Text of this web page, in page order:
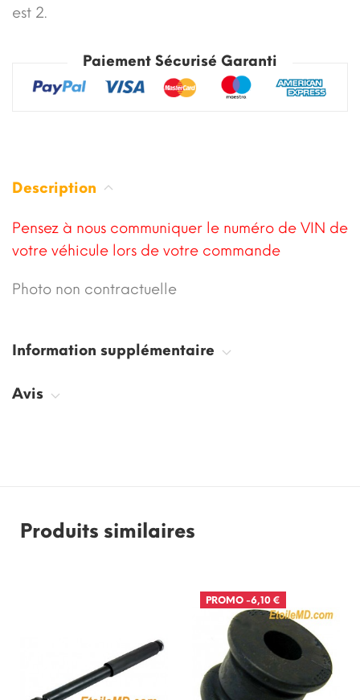
est 2.
Paiement Sécurisé Garanti
Description
Pensez à nous communiquer le numéro de VIN de
votre véhicule lors de votre commande
Photo non contractuelle
Information supplémentaire
Avis
Produits similaires
PROMO -6,10 €